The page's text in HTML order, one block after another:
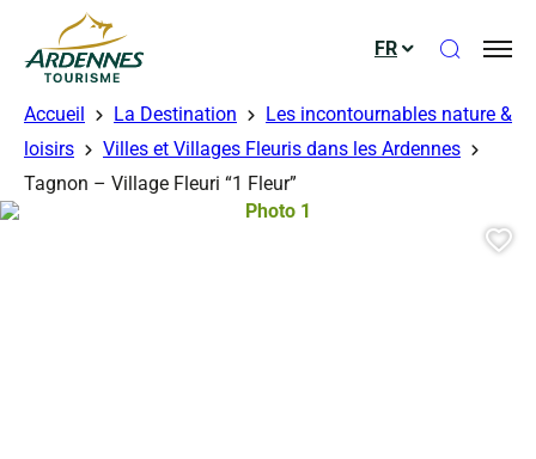
ADT des Ardennes
FR Ouvrir
Accueil La Destination
Les incontournables nature &
loisirs
Villes et Villages Fleuris dans les Ardennes
Tagnon – Village Fleuri “1 Fleur”
Photo 1, © Droits libres